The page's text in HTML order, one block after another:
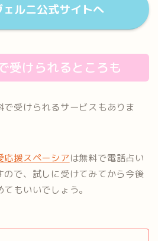
ルニ公式サイトへ
受けられるところも
受けられるサービスもありま
応援スペーシアは無料で電話占い
ので、試しに受けてみてから今後
もいいでしょう。